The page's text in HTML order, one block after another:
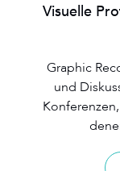
Visuelle
Graphic
und